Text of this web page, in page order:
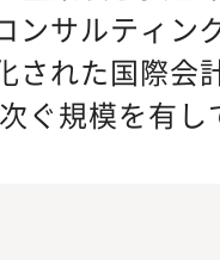
ンサルティン
された国際会
ぐ規模を有し